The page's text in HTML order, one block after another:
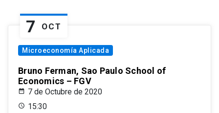
7 OCT
Microeconomía Aplicada
Bruno Ferman, Sao Paulo School of
Economics – FGV
7 de Octubre de 2020
15:30